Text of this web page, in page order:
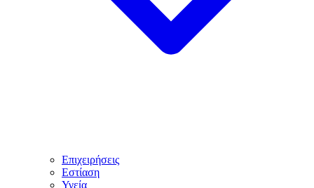
Επιχειρήσεις
Εστίαση
Υγεία